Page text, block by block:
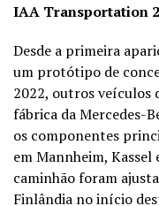
IAA Transportation
Desde a primeira
um protótipo de
2022, outros veículos
fábrica da Mercedes-
os componentes
em Mannheim,
caminhão foram
Finlândia no início